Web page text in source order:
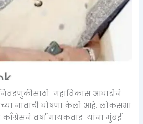
निवडणुकीसाठी महाविकास आघाडीने
नावाची घोषणा केली आहे. लोकसभा
वर्षा गायकवाड यांना मुंबई